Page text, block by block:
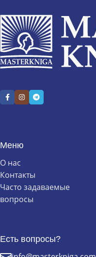
Меню
О нас
Контакты
Часто задаваемые
вопросы
Есть вопросы?